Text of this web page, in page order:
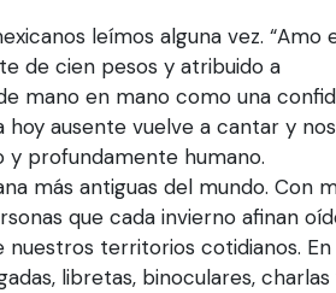
leímos alguna vez. “Amo
de cien pesos y atribuido a
mano en mano como una
hoy ausente vuelve a cantar y nos
y profundamente humano.
más antiguas del mundo. Con
que cada invierno afinan
territorios cotidianos. En
libretas, binoculares, charlas